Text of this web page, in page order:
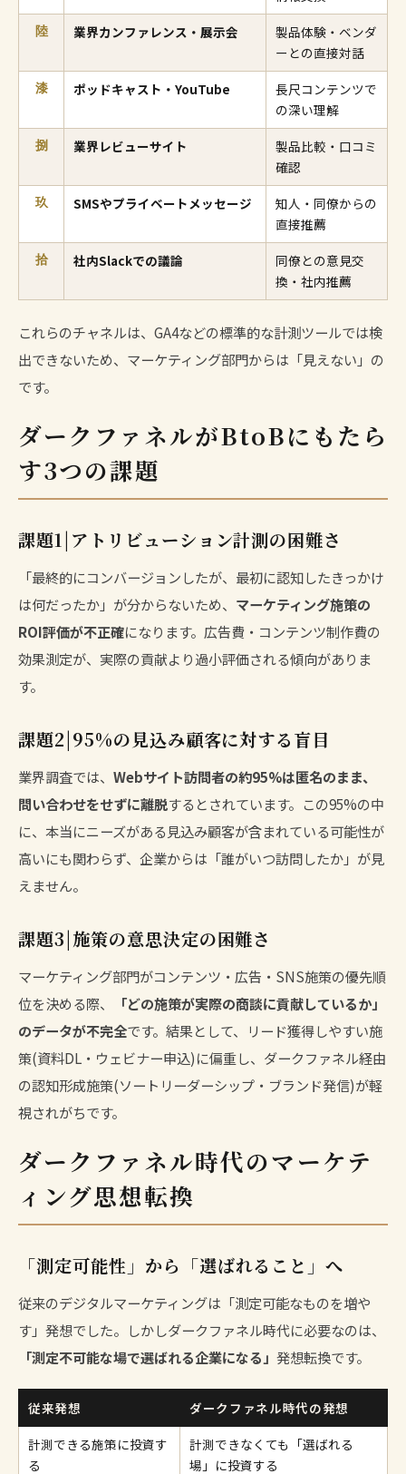
陸 業界カンファレンス・展示会
製品体験・ベンダ
ーとの直接対話
漆 ポッドキャスト・YouTube
長尺コンテンツで
の深い理解
捌 業界レビューサイト
製品比較・口コミ
確認
玖 SMSやプライベートメッセージ
知人・同僚からの
直接推薦
拾 社内Slackでの議論
同僚との意見交
換・社内推薦
これらのチャネルは、GA4などの標準的な計測ツールでは検
出できないため、マーケティング部門からは「見えない」の
です。
ダークファネルがBtoBにもたら
す3つの課題
課題1|アトリビューション計測の困難さ
「最終的にコンバージョンしたが、最初に認知したきっかけ
は何だったか」が分からないため、 マーケティング施策の
ROI評価が不正確になります。広告費・コンテンツ制作費の
効果測定が、実際の貢献より過小評価される傾向がありま
す。
課題2|95%の見込み顧客に対する盲目
業界調査では、 Webサイト訪問者の約95%は匿名のまま、
問い合わせをせずに離脱するとされています。この95%の中
に、本当にニーズがある見込み顧客が含まれている可能性が
高いにも関わらず、企業からは「誰がいつ訪問したか」が見
えません。
課題3|施策の意思決定の困難さ
マーケティング部門がコンテンツ・広告・SNS施策の優先順
位を決める際、
「どの施策が実際の商談に貢献しているか」
のデータが不完全です。結果として、リード獲得しやすい施
策(資料DL・ウェビナー申込)に偏重し、ダークファネル経由
の認知形成施策(ソートリーダーシップ・ブランド発信)が軽
視されがちです。
ダークファネル時代のマーケテ
ィング思想転換
「測定可能性」から「選ばれること」へ
従来のデジタルマーケティングは「測定可能なものを増や
す」発想でした。しかしダークファネル時代に必要なのは、
「測定不可能な場で選ばれる企業になる」 発想転換です。
従来発想
ダークファネル時代の発想
計測できる施策に投資す
る
計測できなくても「選ばれる
場」に投資する